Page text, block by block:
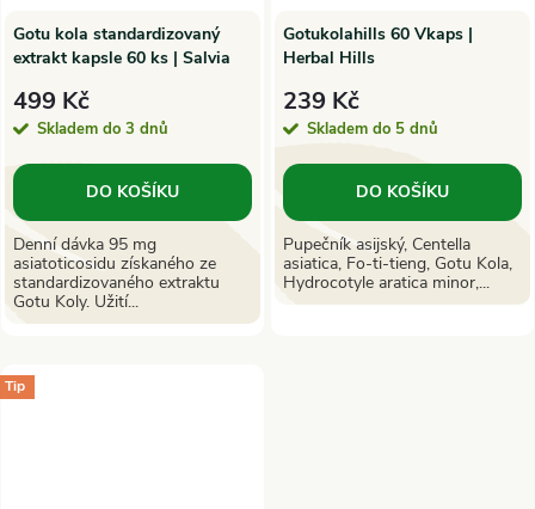
Gotu kola standardizovaný
extrakt kapsle 60 ks | Salvia
499 Kč
Skladem do 3 dnů
DO KOŠÍKU
Denní dávka 95 mg
asiatoticosidu získaného ze
standardizovaného extraktu
Gotu Koly. Užití...
Gotukolahills 60 Vkaps |
Herbal Hills
239 Kč
Skladem do 5 dnů
DO KOŠÍKU
Pupečník asijský, Centella
asiatica, Fo-ti-tieng, Gotu Kola,
Hydrocotyle aratica minor,...
Tip